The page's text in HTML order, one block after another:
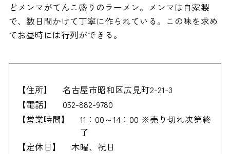
どメンマがてんこ盛りのラーメン。メンマは自家製
で、数日間かけて丁寧に作られている。この味を求め
てお昼時には行列ができる。
【住所】
名古屋市昭和区広見町2-21-3
【電話】
052-882-9780
【営業時間】
11：00～14：00 ※売り切れ次第終
了
【定休日】
木曜、祝日